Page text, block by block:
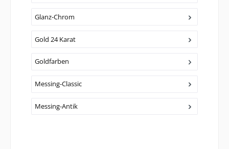
Glanz-Chrom
Gold 24 Karat
Goldfarben
Messing-Classic
Messing-Antik